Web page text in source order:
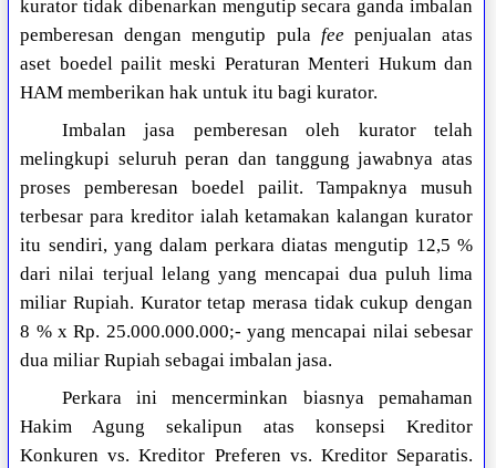
kurator tidak dibenarkan mengutip secara ganda imbalan
pemberesan dengan mengutip pula feepenjualan atas
aset boedel pailit meski Peraturan Menteri Hukum dan
HAM memberikan hak untuk itu bagi kurator.
Imbalan jasa pemberesan oleh kurator telah
melingkupi seluruh peran dan tanggung jawabnya atas
proses pemberesan boedel pailit. Tampaknya musuh
terbesar para kreditor ialah ketamakan kalangan kurator
itu sendiri, yang dalam perkara diatas mengutip 12,5 %
dari nilai terjual lelang yang mencapai dua puluh lima
miliar Rupiah. Kurator tetap merasa tidak cukup dengan
8 % x Rp. 25.000.000.000;- yang mencapai nilai sebesar
dua miliar Rupiah sebagai imbalan jasa.
Perkara ini mencerminkan biasnya pemahaman
Hakim Agung sekalipun atas konsepsi Kreditor
Konkuren vs. Kreditor Preferen vs. Kreditor Separatis.